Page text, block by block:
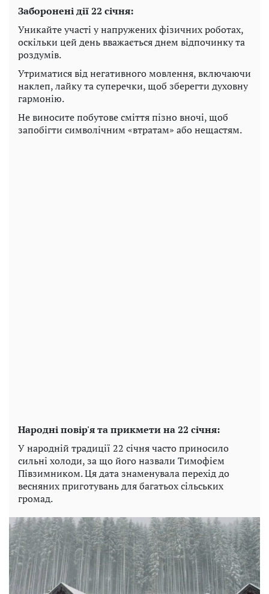
Заборонені дії 22 січня:
Уникайте участі у напружених фізичних роботах,
оскільки цей день вважається днем ​​відпочинку та
роздумів.
Утриматися від негативного мовлення, включаючи
наклеп, лайку та суперечки, щоб зберегти духовну
гармонію.
Не виносите побутове сміття пізно вночі, щоб
запобігти символічним «втратам» або нещастям.
Народні повір'я та прикмети на 22 січня:
У народній традиції 22 січня часто приносило
сильні холоди, за що його назвали Тимофієм
Півзимником. Ця дата знаменувала перехід до
весняних приготувань для багатьох сільських
громад.